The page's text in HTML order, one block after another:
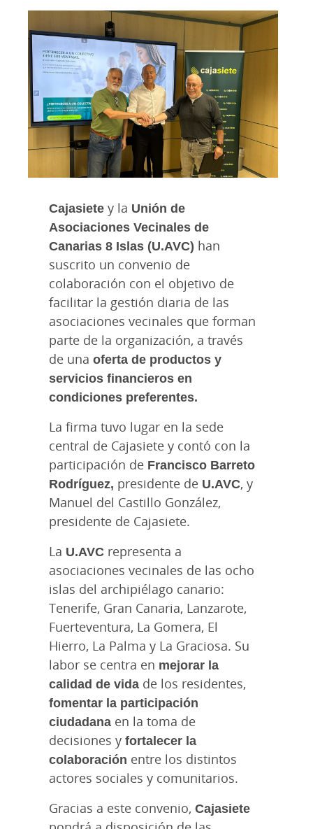
Cajasiete y la Unión de
Asociaciones Vecinales de
Canarias 8 Islas (U.AVC) han
suscrito un convenio de
colaboración con el objetivo de
facilitar la gestión diaria de las
asociaciones vecinales que forman
parte de la organización, a través
de una oferta de productos y
servicios financieros en
condiciones preferentes.
La firma tuvo lugar en la sede
central de Cajasiete y contó con la
participación de Francisco Barreto
Rodríguez, presidente de U.AVC, y
Manuel del Castillo González,
presidente de Cajasiete.
La U.AVC representa a
asociaciones vecinales de las ocho
islas del archipiélago canario:
Tenerife, Gran Canaria, Lanzarote,
Fuerteventura, La Gomera, El
Hierro, La Palma y La Graciosa. Su
labor se centra en mejorar la
calidad de vida de los residentes,
fomentar la participación
ciudadana en la toma de
decisiones y fortalecer la
colaboración entre los distintos
actores sociales y comunitarios.
Gracias a este convenio, Cajasiete